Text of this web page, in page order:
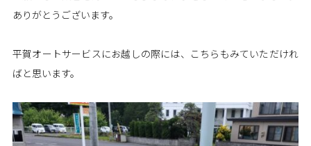
ありがとうございます。
平賀オートサービスにお越しの際には、こちらもみていただけれ
ばと思います。